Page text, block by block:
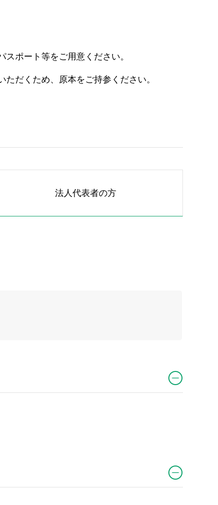
ポート等をご用意ください。
だくため、原本をご持参ください。
法人代表者の方